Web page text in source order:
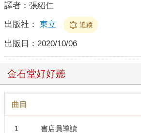
譯者： 張紹仁
出版社： 東立 追蹤
出版日： 2020/10/06
金石堂好好聽
曲目
1 書店員導讀